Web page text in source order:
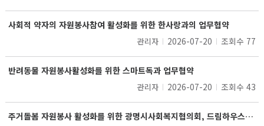
사회적 약자의 자원봉사참여 활성화를 위한 한사랑과의 업무협약
조회수 77
2026-07-20
관리자
반려동물 자원봉사활성화를 위한 스마트독과 업무협약
조회수 43
2026-07-20
관리자
주거돌봄 자원봉사 활성화를 위한 광명시사회복지협의회, 드림하우스봉사단, 스마트파워(주)와 업무협약